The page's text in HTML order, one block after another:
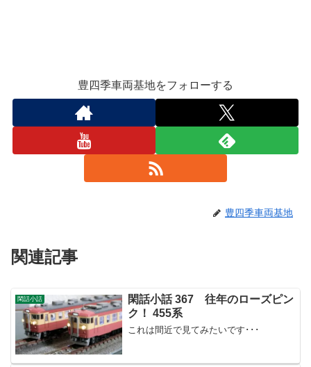
豊四季車両基地をフォローする
豊四季車両基地
関連記事
閑話小話
閑話小話 367 往年のローズピン
ク！ 455系
これは間近で見てみたいです･･･